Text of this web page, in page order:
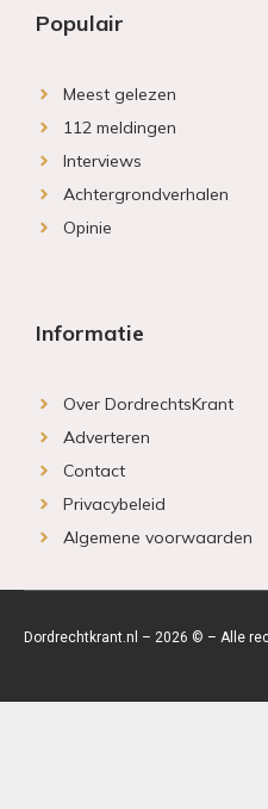
Populair
Meest gelezen
112 meldingen
Interviews
Achtergrondverhalen
Opinie
Informatie
Over DordrechtsKrant
Adverteren
Contact
Privacybeleid
Algemene voorwaarden
Dordrechtkrant.nl – 2026 © – Alle